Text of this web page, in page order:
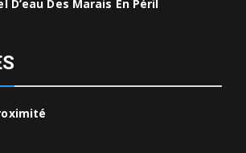
D’eau Des Marais En Péril